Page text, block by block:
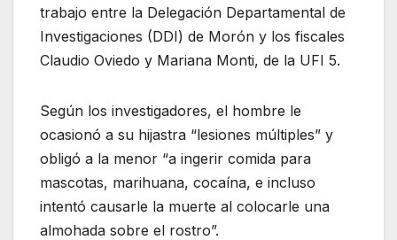
trabajo entre la Delegación Departamental de
Investigaciones (DDI) de Morón y los fiscales
Claudio Oviedo y Mariana Monti, de la UFI 5.
Según los investigadores, el hombre le
ocasionó a su hijastra “lesiones múltiples” y
obligó a la menor “a ingerir comida para
mascotas, marihuana, cocaína, e incluso
intentó causarle la muerte al colocarle una
almohada sobre el rostro”.